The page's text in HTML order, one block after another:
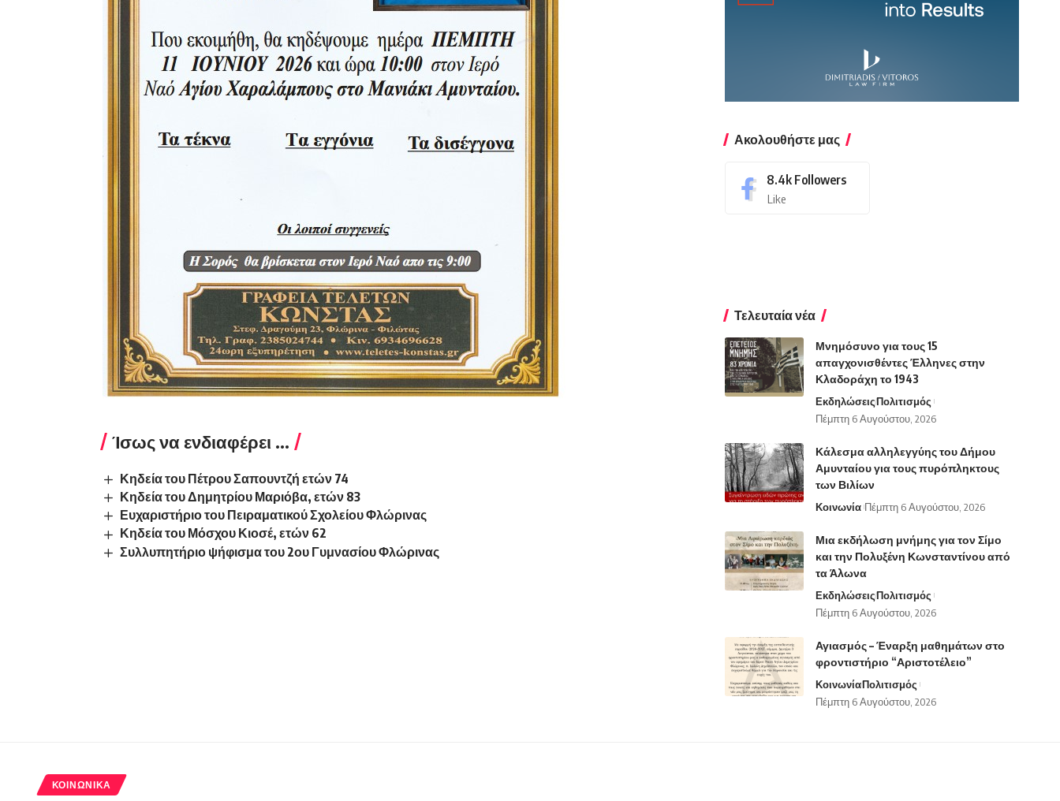
Ίσως να ενδιαφέρει ...
Κηδεία του Πέτρου Σαπουντζή ετών 74
Κηδεία του Δημητρίου Μαριόβα, ετών 83
Ευχαριστήριο του Πειραματικού Σχολείου Φλώρινας
Κηδεία του Μόσχου Κιοσέ, ετών 62
Συλλυπητήριο ψήφισμα του 2ου Γυμνασίου Φλώρινας
Ακολουθήστε μας
8.4k Followers
Like
Τελευταία νέα
Μνημόσυνο για τους 15
απαγχονισθέντες Έλληνες στην
Κλαδοράχη το 1943
ΕκδηλώσειςΠολιτισμός
Πέμπτη 6 Αυγούστου, 2026
Κάλεσμα αλληλεγγύης του Δήμου
Αμυνταίου για τους πυρόπληκτους
των Βιλίων
Κοινωνία Πέμπτη 6 Αυγούστου, 2026
Μια εκδήλωση μνήμης για τον Σίμο
και την Πολυξένη Κωνσταντίνου από
τα Άλωνα
ΕκδηλώσειςΠολιτισμός
Πέμπτη 6 Αυγούστου, 2026
Αγιασμός – Έναρξη μαθημάτων στο
φροντιστήριο “Αριστοτέλειο”
ΚοινωνίαΠολιτισμός
Πέμπτη 6 Αυγούστου, 2026
ΚΟΙΝΩΝΙΚΆ